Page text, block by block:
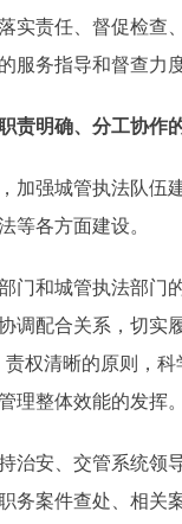
实责任、督促检查
服务指导和督查力
责明确、分工协作
强城管执法队伍建
等各方面建设。
和城管执法部门的
调配合关系，切实
权清晰的原则，
理整体效能的发挥
安、交管系统领导
务案件查处、相关